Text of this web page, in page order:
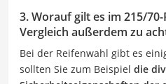
3. Worauf gilt es im 215/
Vergleich außerdem zu
Bei der Reifenwahl gibt es
sollten Sie zum Beispiel die